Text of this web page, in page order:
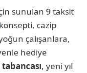
sunulan 9 taksit
konsepti, cazip
çalışanlara,
hediye
, yeni yıl